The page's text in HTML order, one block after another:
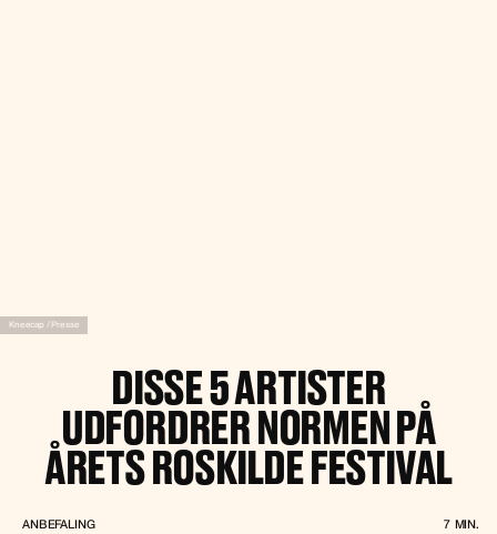
Kneecap / Presse
DISSE 5 ARTISTER
UDFORDRER NORMEN PÅ
ÅRETS ROSKILDE FESTIVAL
ANBEFALING 7 MIN.